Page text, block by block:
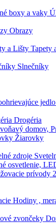
Obrazy
Tapety
Slnečníky
Drogéria
domov,
Žiarovky
osvetlenie,